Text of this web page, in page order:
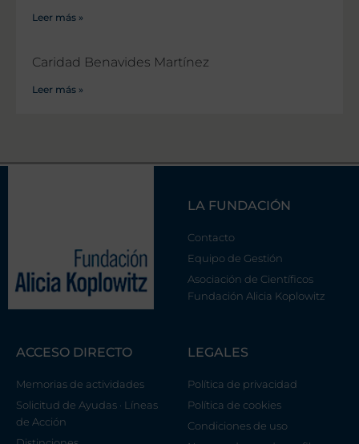
Leer más »
Caridad Benavides Martínez
Leer más »
LA FUNDACIÓN
Contacto
Equipo de Gestión
Asociación de Científicos
Fundación Alicia Koplowitz
ACCESO DIRECTO
Memorias de actividades
Solicitud de Ayudas · Líneas
de Acción
LEGALES
Política de privacidad
Política de cookies
Condiciones de uso